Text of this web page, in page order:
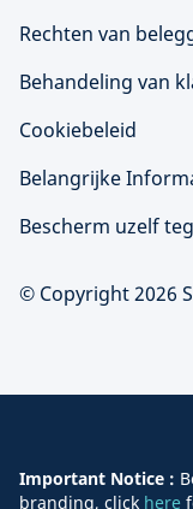
Rechten van
Behandeling van
Cookiebeleid
Belangrijke
Bescherm uzelf
© Copyright 2026
Important Notice :
branding, click here